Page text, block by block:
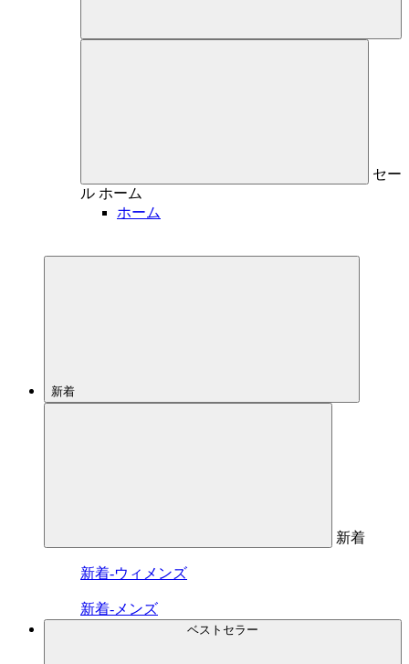
セー
ル ホーム
ホーム
新着
新着
新着-ウィメンズ
新着-メンズ
ベストセラー